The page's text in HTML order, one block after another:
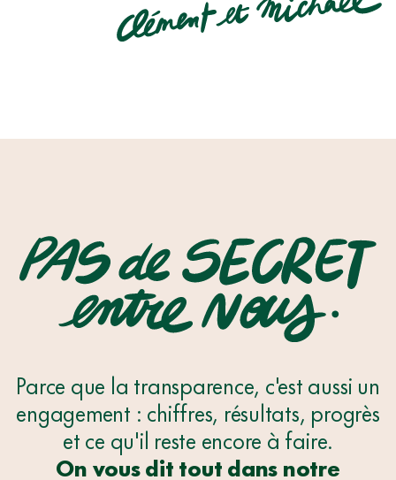
PAS
DE
Parce que la transparence, c'est aussi un
engagement : chiffres, résultats, progrès
et ce qu'il reste encore à faire.
On vous dit tout dans notre